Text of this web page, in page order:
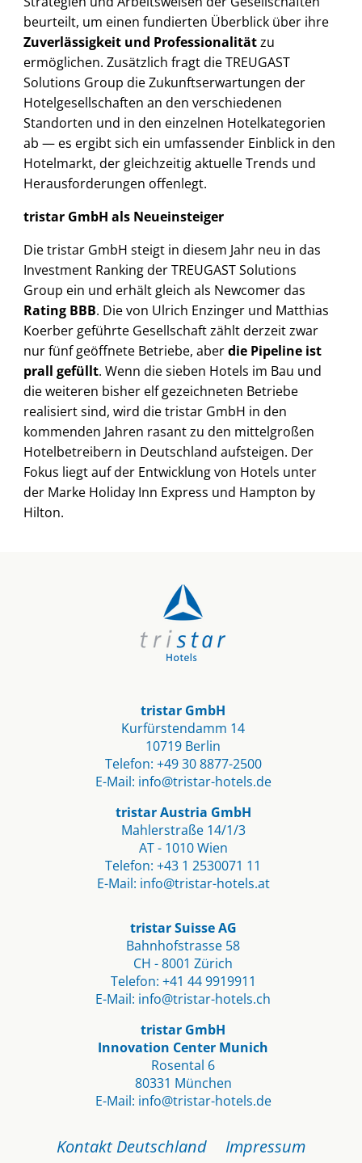
beurteilt, um einen fundierten Überblick über ihre
Zuverlässigkeit und Professionalitätzu
ermöglichen. Zusätzlich fragt die TREUGAST
Solutions Group die Zukunftserwartungen der
Hotelgesellschaften an den verschiedenen
Standorten und in den einzelnen Hotelkategorien
ab — es ergibt sich ein umfassender Einblick in den
Hotelmarkt, der gleichzeitig aktuelle Trends und
Herausforderungen offenlegt.
tristar GmbH als Neueinsteiger
Die tristar GmbH steigt in diesem Jahr neu in das
Investment Ranking der TREUGAST Solutions
Group ein und erhält gleich als Newcomer das
Rating BBB. Die von Ulrich Enzinger und Matthias
Koerber geführte Gesellschaft zählt derzeit zwar
nur fünf geöffnete Betriebe, aberdie Pipeline ist
prall gefüllt. Wenn die sieben Hotels im Bau und
die weiteren bisher elf gezeichneten Betriebe
realisiert sind, wird die tristar GmbH in den
kommenden Jahren rasant zu den mittelgroßen
Hotelbetreibern in Deutschland aufsteigen. Der
Fokus liegt auf der Entwicklung von Hotels unter
der Marke Holiday Inn Express und Hampton by
Hilton.
tristar GmbH
Kurfürstendamm 14
10719 Berlin​
Telefon: +49 30 8877-2500
E-Mail: info@tristar-hotels.de
tristar Austria GmbH
Mahlerstraße 14/1/3
AT - 1010 Wien
Telefon: +43 1 2530071 11
E-Mail: info@tristar-hotels.at
tristar Suisse AG
Bahnhofstrasse 58
CH - 8001 Zürich
Telefon: +41 44 9919911
E-Mail: info@tristar-hotels.ch
tristar GmbH
Innovation Center Munich
Rosental 6
80331 München
E-Mail: info@tristar-hotels.de
überspringen
Kontakt Deutschland
Impressum